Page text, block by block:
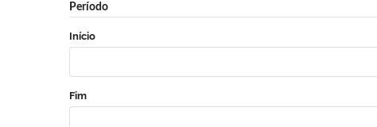
Período
Início
Fim